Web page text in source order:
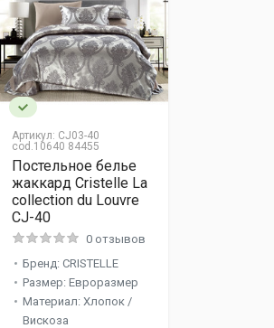
Артикул: CJ03-40
cod.10640 84455
Постельное белье
жаккард Cristelle La
collection du Louvre
CJ-40
0 отзывов
Бренд: CRISTELLE
Размер: Евроразмер
Материал: Хлопок /
Вискоза